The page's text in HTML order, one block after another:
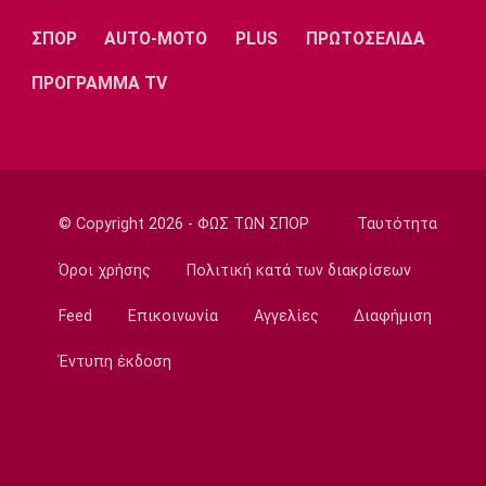
πετύχουν κάτι όμορφο»
Ποδόσφαιρο - Ελλάδα
προσθήκη κάθε ομάδας
ΠΑΟΚ: Χειρουργήθηκε ο Μεϊτέ
ΣΠΟΡ AUTO-MOTO PLUS ΠΡΩΤΟΣΕΛΙΔΑ
ΠΡΟΓΡΑΜΜΑ TV
© Copyright 2026 - ΦΩΣ ΤΩΝ ΣΠΟΡ Ταυτότητα
Όροι χρήσης Πολιτική κατά των διακρίσεων
Feed Επικοινωνία Αγγελίες Διαφήμιση
Έντυπη έκδοση